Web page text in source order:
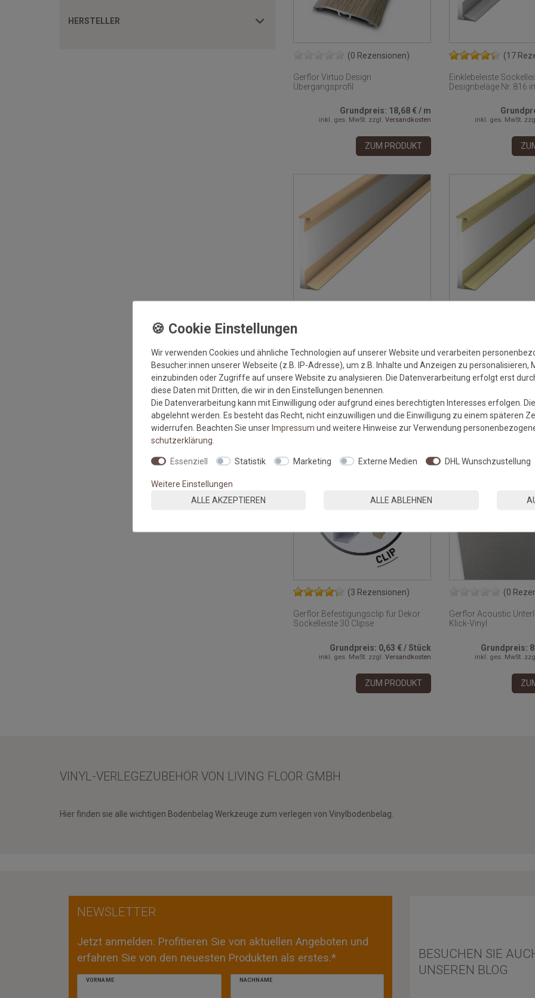
HERSTELLER
(0 Rezensionen)
Gerflor Virtuo Design
Übergangsprofil
Grundpreis: 18,68 €/ m
inkl. ges. MwSt. zzgl.Versandkosten
ZUM PRODUKT
(17
Einklebeleiste
Designbeläge Nr. 816
inkl. ges. MwSt.
Designbeläge Nr. 816 in beige
Grundpreis:6,02 €/m
inkl. ges. MwSt.zzgl.
ZUM PRODUKT
Designbeläge Nr. 816
(3 Rezensionen)
Gerflor Befestigungsclip für Dekor
Sockelleiste 30 Clipse
Grundpreis: 0,63 €/Stück
inkl. ges. MwSt. zzgl.Versandkosten
ZUM PRODUKT
(0
Gerflor Acoustic
Klick-Vinyl
Grundpreis:
inkl. ges. MwSt.
VINYL-VERLEGEZUBEHÖR VON LIVING FLOOR GMBH
Hier finden sie alle wichtigen Bodenbelag Werkzeuge zum verlegen von Vinylbodenbelag.
NEWSLETTER
Jetzt anmelden: Profitieren Sie von aktuellen Angeboten und
erfahren Sie von den neuesten Produkten als erstes.*
VORNAME NACHNAME
BESUCHEN SIE
UNSEREN BLOG
Wir verwenden Cookies und ähnliche Technologien auf unserer Website und verarbeiten
Besucher:innen unserer Webseite (z.B. IP-Adresse), um z.B. Inhalte und Anzeigen zu personalisieren,
einzubinden oder Zugriffe auf unsere Website zu analysieren. Die Datenverarbeitung erfolgt erst
diese Daten mit Dritten, die wir in den Einstellungen benennen.
Die Datenverarbeitung kann mit Einwilligung oder aufgrund eines berechtigten Interesses erfolgen.
abgelehnt werden. Es besteht das Recht, nicht einzuwilligen und die Einwilligung zu einem späteren
widerrufen. Beachten Sie unserImpressum und weitere Hinweise zur Verwendung
schutz­erklärung
Essenziell Statistik Marketing Externe Medien DHL Wunschzustellung
Weitere Einstellungen
ALLE AKZEPTIEREN
ALLE ABLEHNEN